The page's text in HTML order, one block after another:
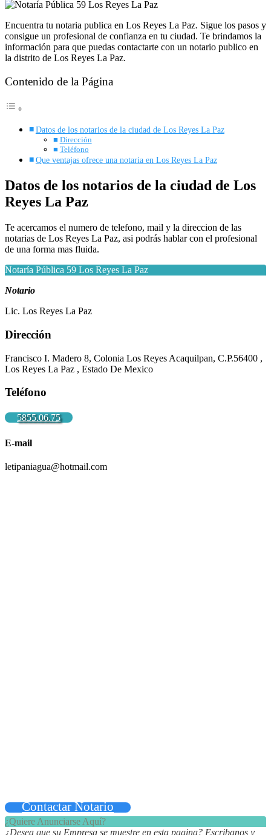
Encuentra tu notaria publica en Los Reyes La Paz. Sigue los pasos y
consigue un profesional de confianza en tu ciudad. Te brindamos la
información para que puedas contactarte con un notario publico en
la distrito de Los Reyes La Paz.
Contenido de la Página
Datos de los notarios de la ciudad de Los Reyes La Paz
Dirección
Teléfono
Que ventajas ofrece una notaria en Los Reyes La Paz
Datos de los notarios de la ciudad de Los
Reyes La Paz
Te acercamos el numero de telefono, mail y la direccion de las
notarias de Los Reyes La Paz, asi podrás hablar con el profesional
de una forma mas fluida.
Notaría Pública 59 Los Reyes La Paz
Notario
Lic. Los Reyes La Paz
Dirección
Francisco I. Madero 8, Colonia Los Reyes Acaquilpan, C.P.56400 ,
Los Reyes La Paz , Estado De Mexico
Teléfono
5855.06.75
E-mail
letipaniagua@hotmail.com
Contactar Notario
¿Quiere Anunciarse Aquí?
¿Desea que su Empresa se muestre en esta pagina? Escribanos y